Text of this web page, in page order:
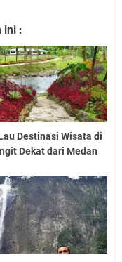
ini :
Destinasi Wisata di
Dekat dari Medan